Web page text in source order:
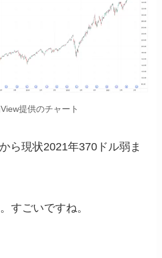
提供のチャート
ら現状2021年370ドル弱ま
すごいですね。